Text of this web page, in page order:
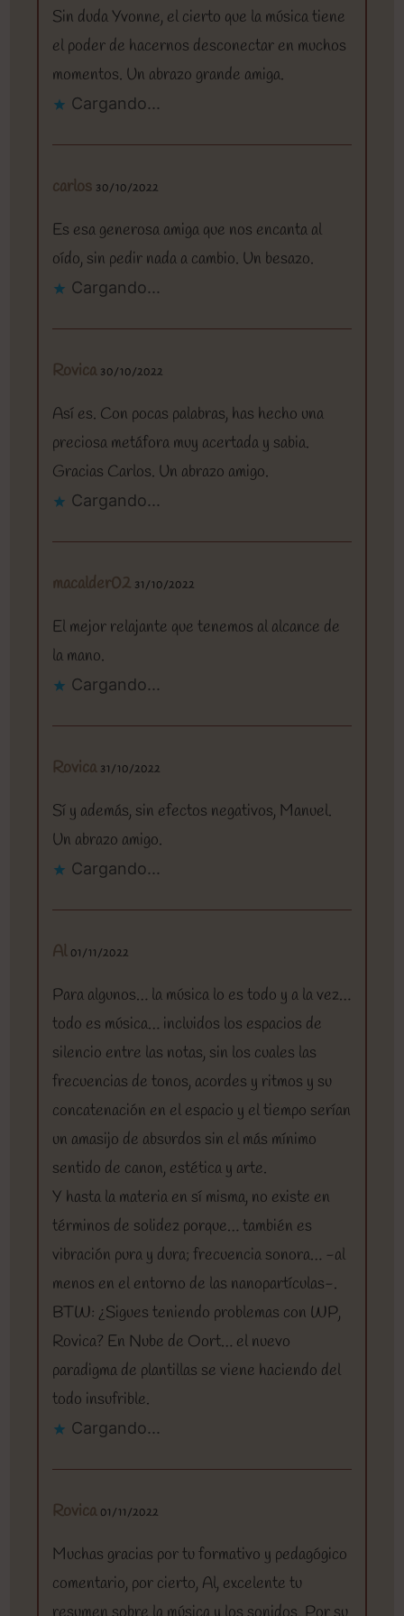
Sin duda Yvonne, el cierto que la música tiene
el poder de hacernos desconectar en muchos
momentos. Un abrazo grande amiga.
Cargando...
carlos 30/10/2022
Es esa generosa amiga que nos encanta al
oído, sin pedir nada a cambio. Un besazo.
Cargando...
Rovica 30/10/2022
Así es. Con pocas palabras, has hecho una
preciosa metáfora muy acertada y sabia.
Gracias Carlos. Un abrazo amigo.
Cargando...
macalder02 31/10/2022
El mejor relajante que tenemos al alcance de
la mano.
Cargando...
Rovica 31/10/2022
Sí y además, sin efectos negativos, Manuel.
Un abrazo amigo.
Cargando...
Al 01/11/2022
Para algunos… la música lo es todo y a la vez…
todo es música… incluidos los espacios de
silencio entre las notas, sin los cuales las
frecuencias de tonos, acordes y ritmos y su
concatenación en el espacio y el tiempo serían
un amasijo de absurdos sin el más mínimo
sentido de canon, estética y arte.
Y hasta la materia en sí misma, no existe en
términos de solidez porque… también es
vibración pura y dura; frecuencia sonora… -al
menos en el entorno de las nanopartículas-.
BTW: ¿Sigues teniendo problemas con WP,
Rovica? En Nube de Oort… el nuevo
paradigma de plantillas se viene haciendo del
todo insufrible.
Cargando...
Rovica 01/11/2022
Muchas gracias por tu formativo y pedagógico
comentario, por cierto, Al, excelente tu